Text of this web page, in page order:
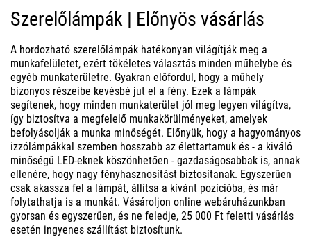
Szerelőlámpák | Előnyös vásárlás
A hordozható szerelőlámpák hatékonyan világítják meg a
munkafelületet, ezért tökéletes választás minden műhelybe és
egyéb munkaterületre. Gyakran előfordul, hogy a műhely
bizonyos részeibe kevésbé jut el a fény. Ezek a lámpák
segítenek, hogy minden munkaterület jól meg legyen világítva,
így biztosítva a megfelelő munkakörülményeket, amelyek
befolyásolják a munka minőségét. Előnyük, hogy a hagyományos
izzólámpákkal szemben hosszabb az élettartamuk és - a kiváló
minőségű LED-eknek köszönhetően - gazdaságosabbak is, annak
ellenére, hogy nagy fényhasznosítást biztosítanak. Egyszerűen
csak akassza fel a lámpát, állítsa a kívánt pozícióba, és már
folytathatja is a munkát. Vásároljon online webáruházunkban
gyorsan és egyszerűen, és ne feledje, 25 000 Ft feletti vásárlás
esetén ingyenes szállítást biztosítunk.